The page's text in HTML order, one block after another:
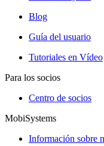
Blog
Guía del usuario
Tutoriales en Vídeo
Para los socios
Centro de socios
MobiSystems
Información sobre